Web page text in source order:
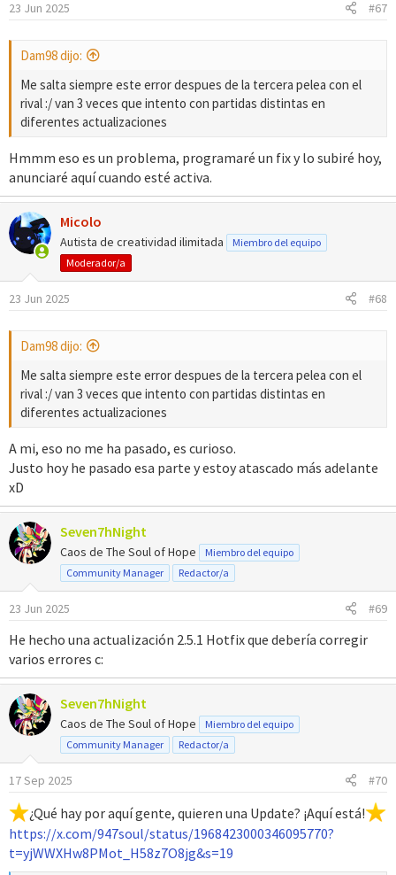
e
23 Jun 2025 #67
Dam98 dijo:
Me salta siempre este error despues de la tercera pelea con el
rival :/ van 3 veces que intento con partidas distintas en
diferentes actualizaciones
Hmmm eso es un problema, programaré un fix y lo subiré hoy,
anunciaré aquí cuando esté activa.
Micolo
Autista de creatividad ilimitada
Miembro del equipo
Moderador/a
23 Jun 2025 #68
Dam98 dijo:
Me salta siempre este error despues de la tercera pelea con el
rival :/ van 3 veces que intento con partidas distintas en
diferentes actualizaciones
A mi, eso no me ha pasado, es curioso.
Justo hoy he pasado esa parte y estoy atascado más adelante
xD
Seven7hNight
Caos de The Soul of Hope
Miembro del equipo
Community Manager
Redactor/a
23 Jun 2025 #69
He hecho una actualización 2.5.1 Hotfix que debería corregir
varios errores c:
Seven7hNight
Caos de The Soul of Hope
Miembro del equipo
Community Manager
Redactor/a
17 Sep 2025 #70
¿Qué hay por aquí gente, quieren una Update? ¡Aquí está!
https://x.com/947soul/status/1968423000346095770?
t=yjWWXHw8PMot_H58z7O8jg&s=19